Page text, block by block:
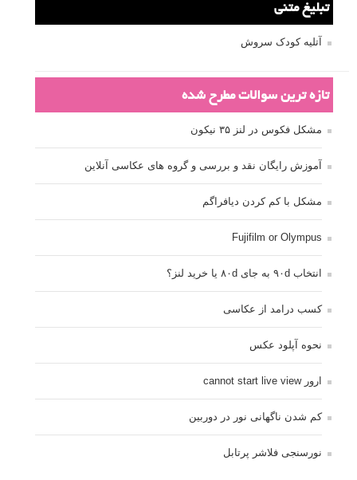
تبلیغ متنی
آتلیه کودک سروش
تازه ترین سوالات مطرح شده
مشکل فکوس در لنز ۳۵ نیکون
آموزش رایگان نقد و بررسی و گروه های عکاسی آنلاین
مشکل با کم کردن دیافراگم
Fujifilm or Olympus
انتخاب ۹۰d به جای ۸۰d یا خرید لنز؟
کسب درامد از عکاسی
نحوه آپلود عکس
ارور cannot start live view
کم شدن ناگهانی نور در دوربین
نورسنجی فلاشر پرتابل